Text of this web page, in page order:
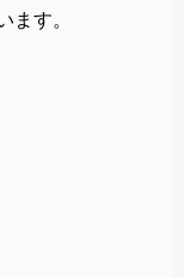
ます。